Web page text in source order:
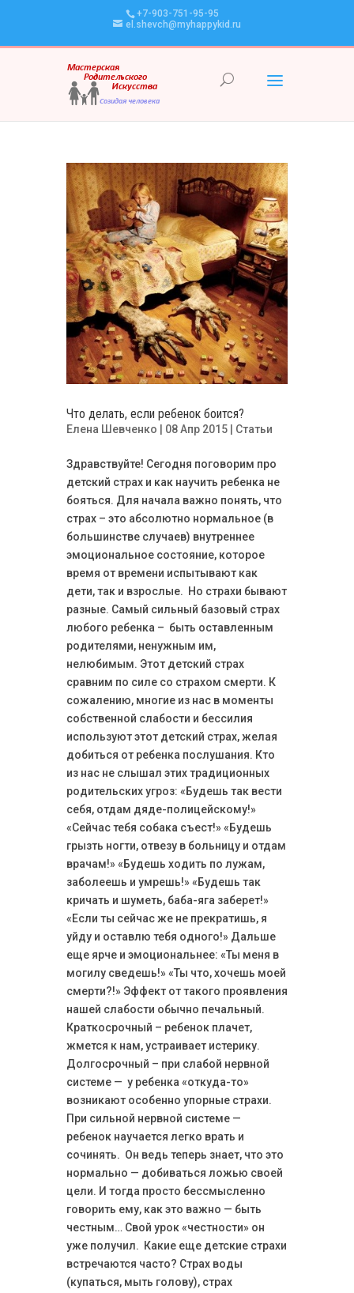
+7-903-751-95-95
el.shevch@myhappykid.ru
Что делать, если ребенок боится?
Елена Шевченко | 08 Апр 2015 | Статьи
Здравствуйте! Сегодня поговорим про
детский страх и как научить ребенка не
бояться. Для начала важно понять, что
страх – это абсолютно нормальное (в
большинстве случаев) внутреннее
эмоциональное состояние, которое
время от времени испытывают как
дети, так и взрослые. Но страхи бывают
разные. Самый сильный базовый страх
любого ребенка – быть оставленным
родителями, ненужным им,
нелюбимым. Этот детский страх
сравним по силе со страхом смерти. К
сожалению, многие из нас в моменты
собственной слабости и бессилия
используют этот детский страх, желая
добиться от ребенка послушания. Кто
из нас не слышал этих традиционных
родительских угроз: «Будешь так вести
себя, отдам дяде-полицейскому!»
«Сейчас тебя собака съест!» «Будешь
грызть ногти, отвезу в больницу и отдам
врачам!» «Будешь ходить по лужам,
заболеешь и умрешь!» «Будешь так
кричать и шуметь, баба-яга заберет!»
«Если ты сейчас же не прекратишь, я
уйду и оставлю тебя одного!» Дальше
еще ярче и эмоциональнее: «Ты меня в
могилу сведешь!» «Ты что, хочешь моей
смерти?!» Эффект от такого проявления
нашей слабости обычно печальный.
Краткосрочный – ребенок плачет,
жмется к нам, устраивает истерику.
Долгосрочный – при слабой нервной
системе — у ребенка «откуда-то»
возникают особенно упорные страхи.
При сильной нервной системе —
ребенок научается легко врать и
сочинять. Он ведь теперь знает, что это
нормально — добиваться ложью своей
цели. И тогда просто бессмысленно
говорить ему, как это важно — быть
честным… Свой урок «честности» он
уже получил. Какие еще детские страхи
встречаются часто? Страх воды
(купаться, мыть голову), страх